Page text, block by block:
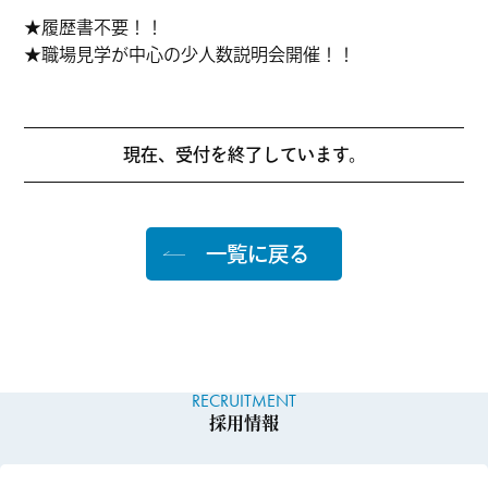
★履歴書不要！！
★職場見学が中心の少人数説明会開催！！
現在、受付を終了しています。
一覧に戻る
RECRUITMENT
採用情報